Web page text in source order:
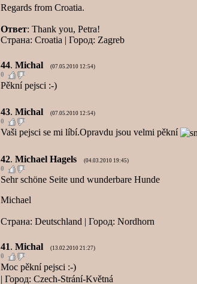
Regards from Croatia.
Ответ: Thank you, Petra!
Страна: Croatia | Город: Zagreb
44. Michal (07.05.2010 12:54)
0
Pěkní pejsci :-)
43. Michal (07.05.2010 12:54)
0
Vaši pejsci se mi líbí.Opravdu jsou velmi pěkní
42. Michael Hagels (04.03.2010 19:45)
0
Sehr schöne Seite und wunderbare Hunde
Michael
Страна: Deutschland | Город: Nordhorn
41. Michal (13.02.2010 21:27)
0
Moc pěkní pejsci :-)
| Город: Czech-Strání-Květná